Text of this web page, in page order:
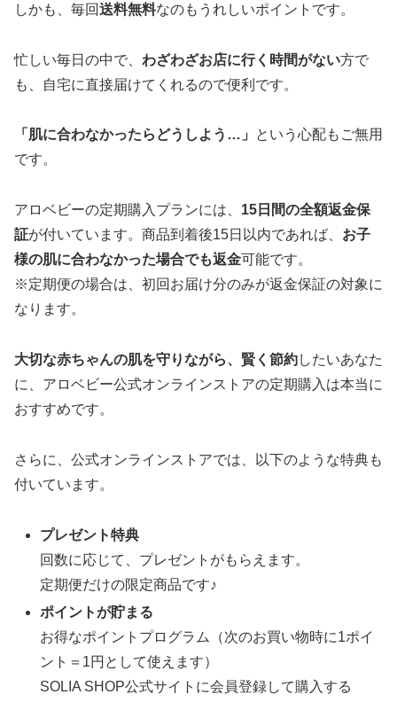
しかも、毎回送料無料なのもうれしいポイントです。
忙しい毎日の中で、 わざわざお店に行く時間がない方で
も、自宅に直接届けてくれるので便利です。
「肌に合わなかったらどうしよう…」
という心配もご無用
です。
アロベビーの定期購入プランには、 15日間の全額返金保
証が付いています。商品到着後15日以内であれば、 お子
様の肌に合わなかった場合でも返金可能です。
※定期便の場合は、初回お届け分のみが返金保証の対象に
なります。
大切な赤ちゃんの肌を守りながら、賢く節約したいあなた
に、アロベビー公式オンラインストアの定期購入は本当に
おすすめです。
さらに、公式オンラインストアでは、以下のような特典も
付いています。
プレゼント特典
回数に応じて、プレゼントがもらえます。
定期便だけの限定商品です♪
ポイントが貯まる
お得なポイントプログラム（次のお買い物時に1ポイ
ント＝1円として使えます）
SOLIA SHOP公式サイトに会員登録して購入する